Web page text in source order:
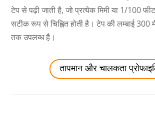
टेप से पढ़ी जाती है, जो प्रत्येक मिमी या 1/100 फीट
सटीक रूप से चिह्नित होती है। टेप की लम्बाई 300
तक उपलब्ध है।
तापमान और चालकता